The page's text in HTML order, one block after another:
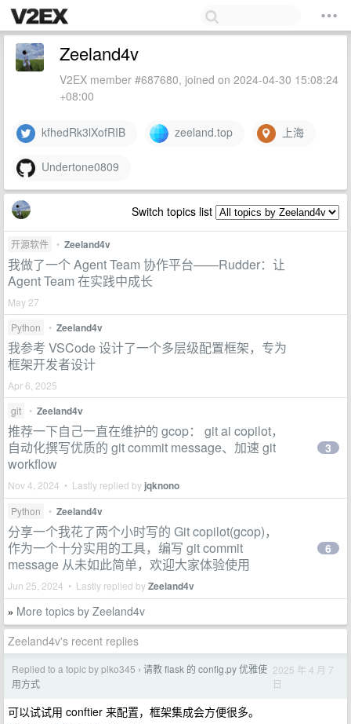
Zeeland4v
V2EX member #687680, joined on 2024-04-30 15:08:24
+08:00
kfhedRk3lXofRIB zeeland.top 上海
Undertone0809
Switch topics list
开源软件 • Zeeland4v
我做了一个 Agent Team 协作平台——Rudder：让
Agent Team 在实践中成长
May 27
Python
• Zeeland4v
我参考 VSCode 设计了一个多层级配置框架，专为
框架开发者设计
Apr 6, 2025
git
• Zeeland4v
推荐一下自己一直在维护的 gcop： git ai copilot，
自动化撰写优质的 git commit message、加速 git
workflow
Nov 4, 2024 • Lastly replied by jqknono
3
Python • Zeeland4v
分享一个我花了两个小时写的 Git copilot(gcop)，
作为一个十分实用的工具，编写 git commit
message 从未如此简单，欢迎大家体验使用
Jun 25, 2024 • Lastly replied byZeeland4v
6
» More topics by Zeeland4v
Zeeland4v's recent replies
Replied to a topic by plko345 › 请教 flask 的 config.py 优雅使
用方式
2025 年 4 月 7
日
可以试试用 conftier 来配置，框架集成会方便很多。